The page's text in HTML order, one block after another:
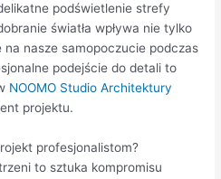
podświetlenie strefy
światła wpływa nie tylko
nasze samopoczucie podczas
podejście do detali to
NOOMO Studio Architektury
projektu.
profesjonalistom?
to sztuka kompromisu